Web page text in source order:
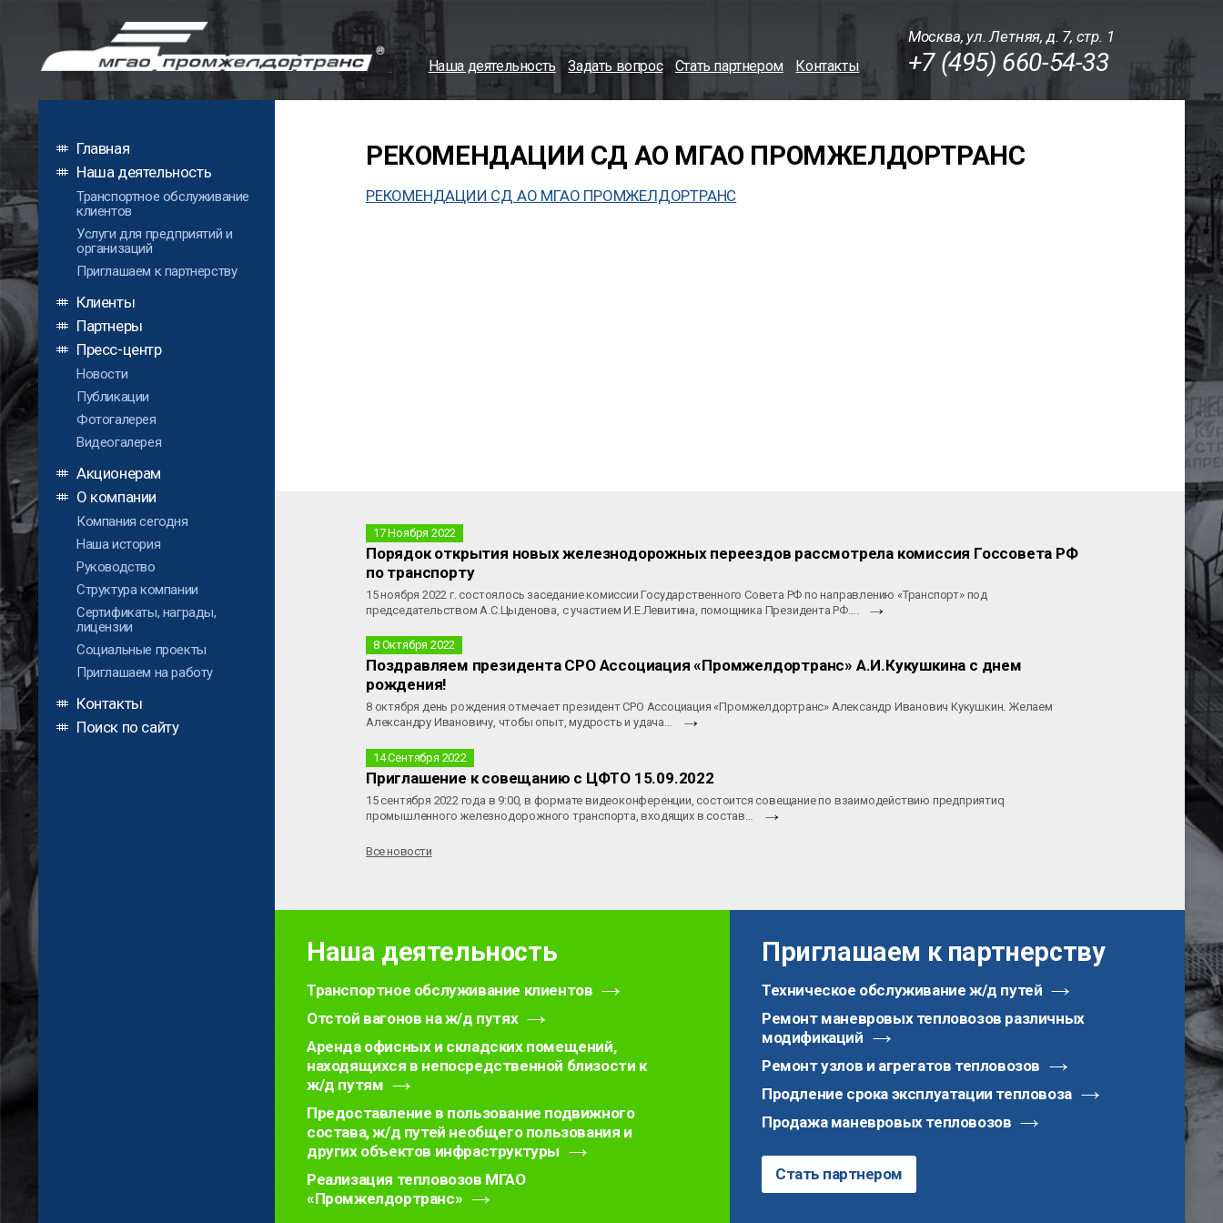
Наша деятельность Задать вопрос Стать партнером Контакты
Москва, ул. Летняя, д. 7, стр. 1
+7 (495) 660-54-33
Главная
Наша деятельность
Транспортное обслуживание
клиентов
Услуги для предприятий и
организаций
Приглашаем к партнерству
Клиенты
Партнеры
Пресс-центр
Новости
Публикации
Фотогалерея
Видеогалерея
Акционерам
О компании
Компания сегодня
Наша история
Руководство
Структура компании
Сертификаты, награды,
лицензии
Социальные проекты
Приглашаем на работу
Контакты
Поиск по сайту
РЕКОМЕНДАЦИИ СД АО МГАО ПРОМЖЕЛДОРТРАНС
РЕКОМЕНДАЦИИ СД АО МГАО ПРОМЖЕЛДОРТРАНС
17 Ноября 2022
Порядок открытия новых железнодорожных переездов рассмотрела комиссия Госсовета РФ
по транспорту
15 ноября 2022 г. состоялось заседание комиссии Государственного Совета РФ по направлению «Транспорт» под
председательством А.С.Цыденова, с участием И.Е.Левитина, помощника Президента РФ….
8 Октября 2022
Поздравляем президента СРО Ассоциация «Промжелдортранс» А.И.Кукушкина с днем
рождения!
8 октября день рождения отмечает президент СРО Ассоциация «Промжелдортранс» Александр Иванович Кукушкин. Желаем
Александру Ивановичу, чтобы опыт, мудрость и удача…
14 Сентября 2022
Приглашение к совещанию с ЦФТО 15.09.2022
15 сентября 2022 года в 9:00, в формате видеоконференции, состоится совещание по взаимодействию предприятиq
промышленного железнодорожного транспорта, входящих в состав…
Все новости
Наша деятельность
Транспортное обслуживание клиентов
Отстой вагонов на ж/д путях
Аренда офисных и складских помещений,
находящихся в непосредственной близости к
ж/д путям
Предоставление в пользование подвижного
состава, ж/д путей необщего пользования и
других объектов инфраструктуры
Реализация тепловозов МГАО
«Промжелдортранс»
Приглашаем к партнерству
Техническое обслуживание ж/д путей
Ремонт маневровых тепловозов различных
модификаций
Ремонт узлов и агрегатов тепловозов
Продление срока эксплуатации тепловоза
Продажа маневровых тепловозов
Стать партнером